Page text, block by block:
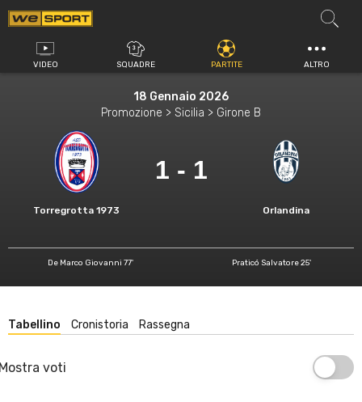
Vai
al
contenuto
VIDEO SQUADRE PARTITE ALTRO
18 Gennaio 2026
Promozione > Sicilia > Girone B
Torregrotta 1973
1 - 1
Orlandina
De Marco Giovanni 77' Praticó Salvatore 25'
Tabellino Cronistoria Rassegna
voti